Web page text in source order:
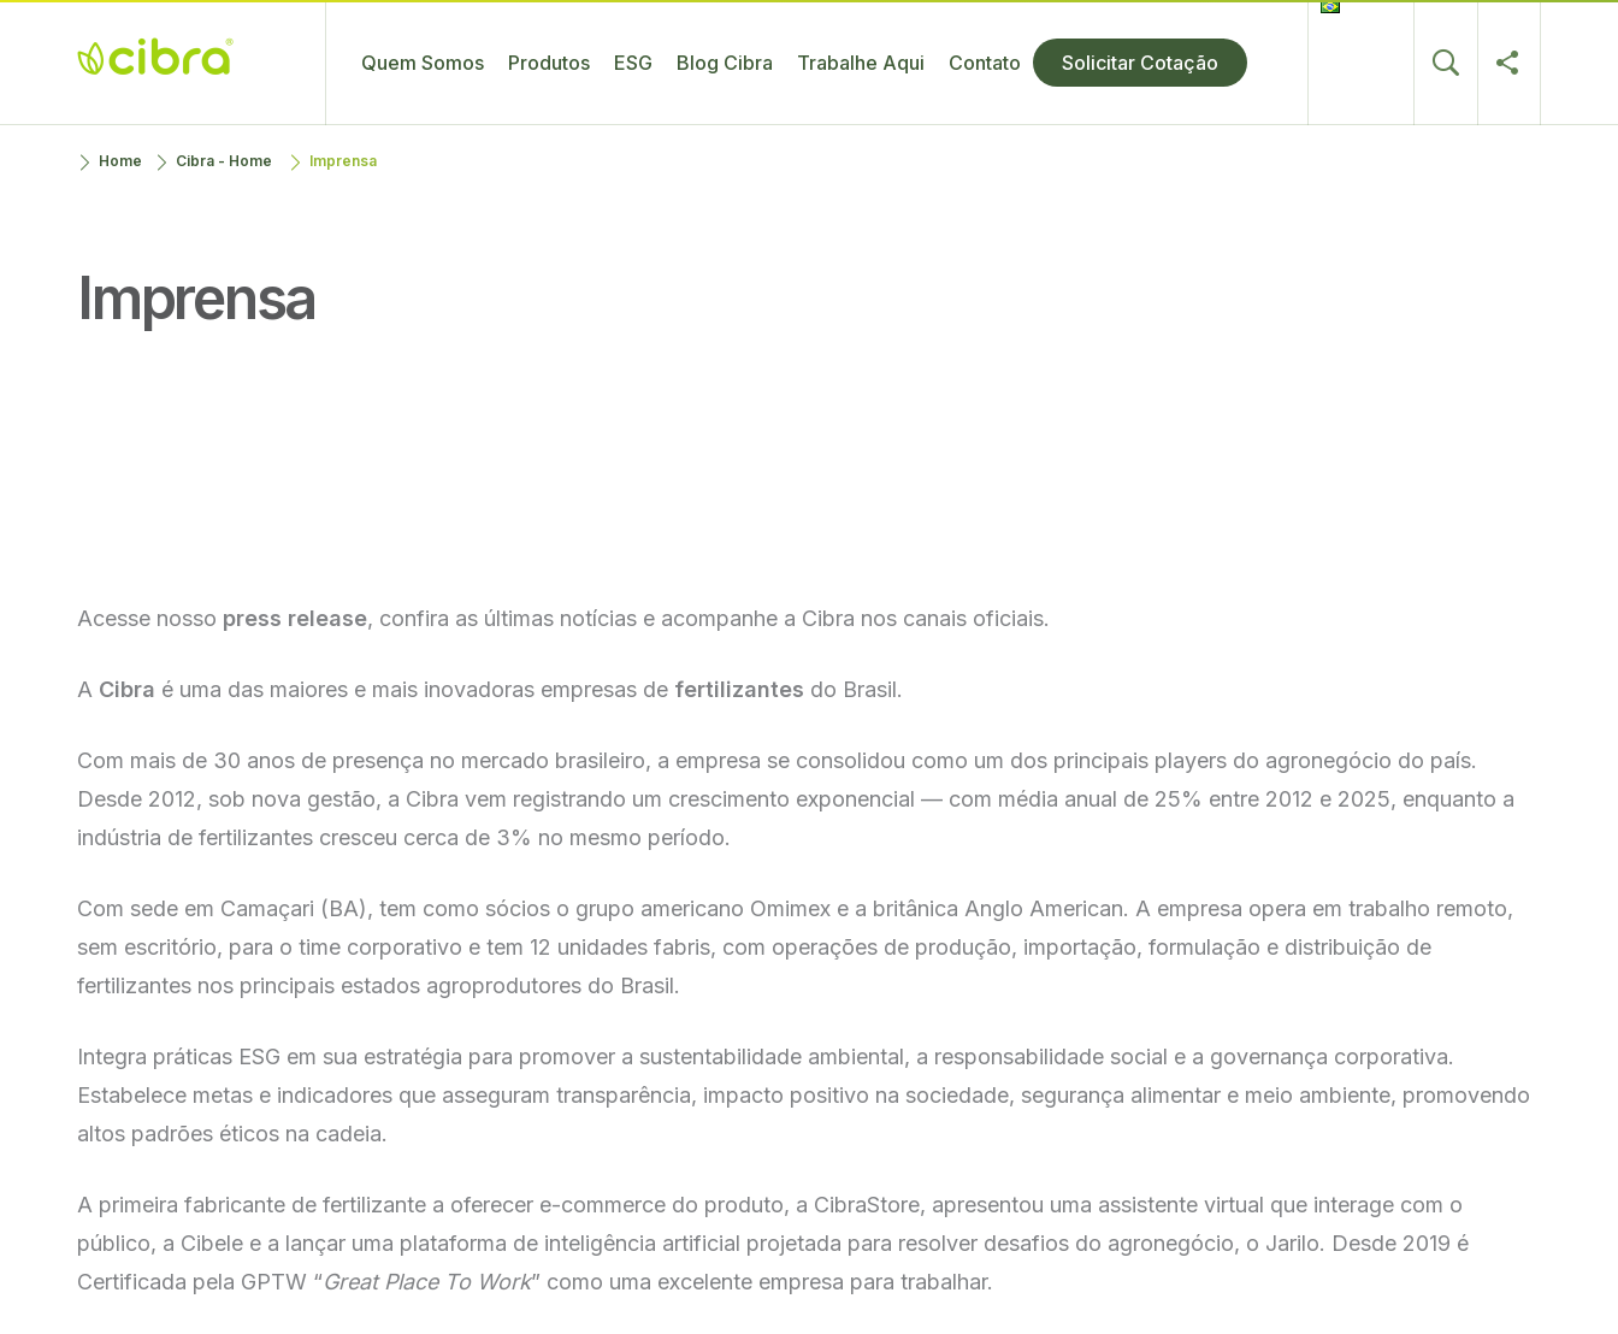
Cibra
Fertilizantes
Nossa Gente
Faz a
Quem Somos Produtos ESG Blog Cibra Trabalhe Aqui Contato Solicitar Cotação
Home Cibra - Home Imprensa
Imprensa
Acesse nosso press release, confira as últimas notícias e acompanhe a Cibra nos canais oficiais.
A Cibra é uma das maiores e mais inovadoras empresas de fertilizantes do Brasil.
Com mais de 30 anos de presença no mercado brasileiro, a empresa se consolidou como um dos principais players do agronegócio do país.
Desde 2012, sob nova gestão, a Cibra vem registrando um crescimento exponencial — com média anual de 25% entre 2012 e 2025, enquanto a
indústria de fertilizantes cresceu cerca de 3% no mesmo período.
Com sede em Camaçari (BA), tem como sócios o grupo americano Omimex e a britânica Anglo American. A empresa opera em trabalho remoto,
sem escritório, para o time corporativo e tem 12 unidades fabris, com operações de produção, importação, formulação e distribuição de
fertilizantes nos principais estados agroprodutores do Brasil.
Integra práticas ESG em sua estratégia para promover a sustentabilidade ambiental, a responsabilidade social e a governança corporativa.
Estabelece metas e indicadores que asseguram transparência, impacto positivo na sociedade, segurança alimentar e meio ambiente, promovendo
altos padrões éticos na cadeia.
A primeira fabricante de fertilizante a oferecer e-commerce do produto, a CibraStore, apresentou uma assistente virtual que interage com o
público, a Cibele e a lançar uma plataforma de inteligência artificial projetada para resolver desafios do agronegócio, o Jarilo. Desde 2019 é
Certificada pela GPTW “Great Place To Work” como uma excelente empresa para trabalhar.